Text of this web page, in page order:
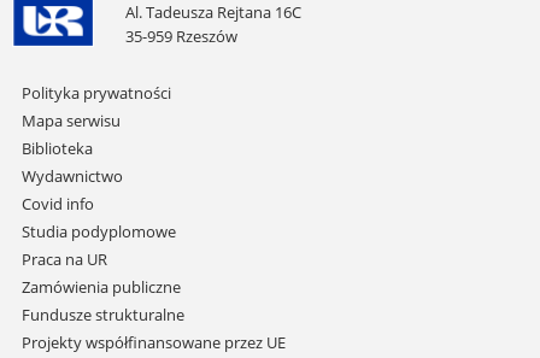
Al. Tadeusza Rejtana 16C
35-959 Rzeszów
Pomiń
nawigację
i
przejdź
do
treści
Polityka prywatności
Mapa serwisu
Biblioteka
Wydawnictwo
Covid info
Studia podyplomowe
Praca na UR
Zamówienia publiczne
Fundusze strukturalne
Projekty współfinansowane przez UE